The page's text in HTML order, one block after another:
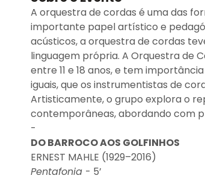
A orquestra de cordas é uma das
importante papel artístico e
acústicos, a orquestra de cordas
linguagem própria. A Orquestra de
entre 11 e 18 anos, e tem
iguais, que os instrumentistas de
Artisticamente, o grupo explora o
contemporâneas, abordando com
-
DO BARROCO AOS GOLFINHOS
ERNEST MAHLE (1929–2016)
Pentafonia - 5’